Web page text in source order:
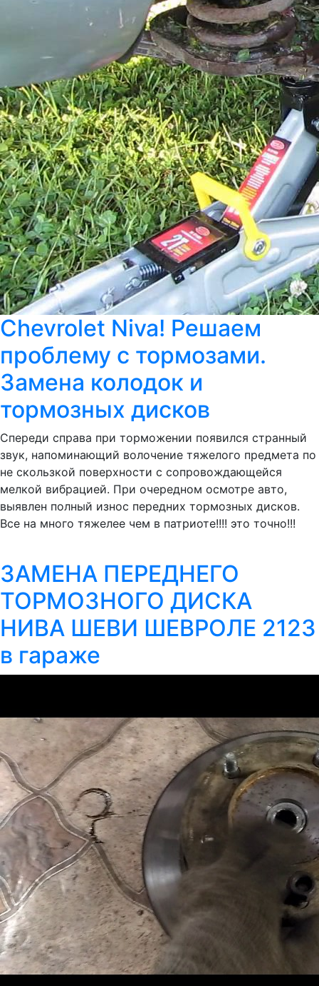
Chevrolet Niva! Решаем
проблему с тормозами.
Замена колодок и
тормозных дисков
Спереди справа при торможении появился странный
звук, напоминающий волочение тяжелого предмета по
не скользкой поверхности с сопровождающейся
мелкой вибрацией. При очередном осмотре авто,
выявлен полный износ передних тормозных дисков.
Все на много тяжелее чем в патриоте!!!! это точно!!!
ЗАМЕНА ПЕРЕДНЕГО
ТОРМОЗНОГО ДИСКА
НИВА ШЕВИ ШЕВРОЛЕ 2123
в гараже